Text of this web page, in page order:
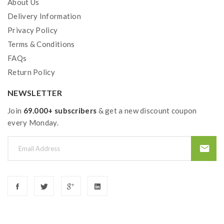
About Us
Delivery Information
Privacy Policy
Terms & Conditions
FAQs
Return Policy
NEWSLETTER
Join 69.000+ subscribers & get a new discount coupon
every Monday.